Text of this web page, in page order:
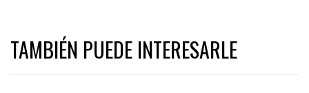
TAMBIÉN PUEDE INTERESARLE